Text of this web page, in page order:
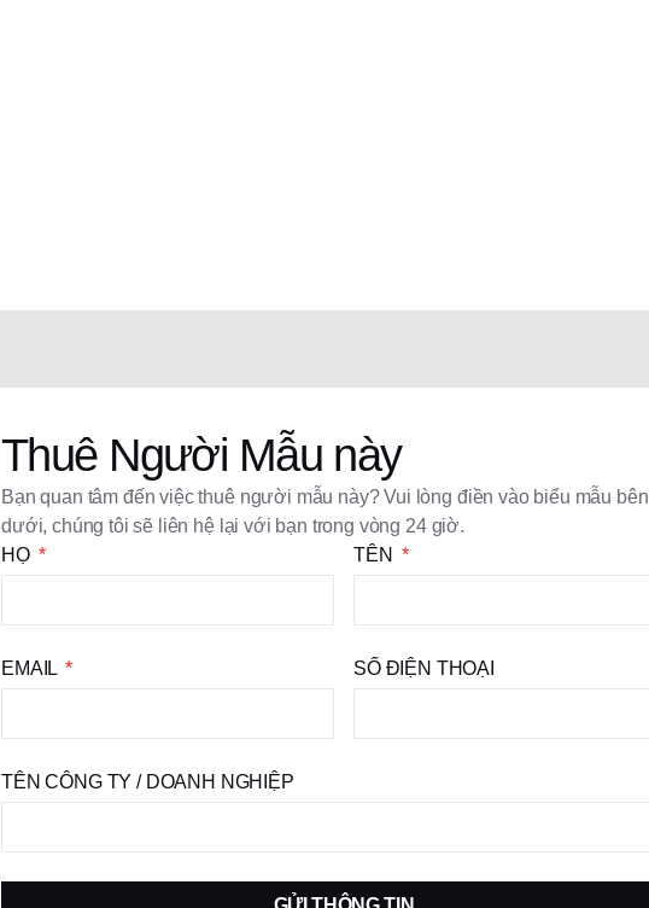
Thuê Người Mẫu này
Bạn quan tâm đến việc thuê người mẫu này? Vui lòng điền vào biểu mẫu bên
dưới, chúng tôi sẽ liên hệ lại với bạn trong vòng 24 giờ.
HỌ
TÊN
EMAIL SỐ ĐIỆN THOẠI
TÊN CÔNG TY / DOANH NGHIỆP